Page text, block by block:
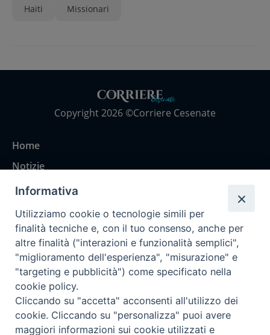
Haiti Missionari
Copyright 2026 ©Corriere Cesenate
Home
Notizie
Rubriche
Chi siamo
Come abbonarsi
Contatti
Informativa
Utilizziamo cookie o tecnologie simili per
finalità tecniche e, con il tuo consenso, anche per
altre finalità ("interazioni e funzionalità semplici",
"miglioramento dell'esperienza", "misurazione" e
"targeting e pubblicità") come specificato nella
cookie policy.
Cliccando su "accetta" acconsenti all'utilizzo dei
cookie. Cliccando su "personalizza" puoi avere
maggiori informazioni sui cookie utilizzati e